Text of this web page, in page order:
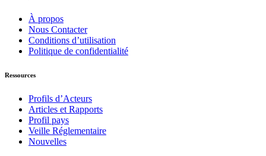
À propos
Nous Contacter
Conditions d’utilisation
Politique de confidentialité
Ressources
Profils d’Acteurs
Articles et Rapports
Profil pays
Veille Réglementaire
Nouvelles